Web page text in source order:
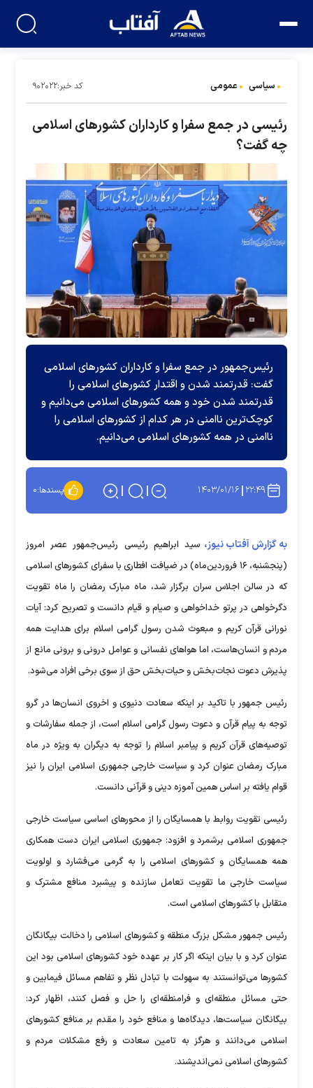
سیاسی عمومی کد خبر:۹۰۲۰۲۲
رئیسی در جمع سفرا و کارداران کشور‌های اسلامی
چه گفت؟
رئیس‌جمهور در جمع سفرا و کارداران کشور‌های اسلامی
گفت: قدرتمند شدن و اقتدار کشور‌های اسلامی را
قدرتمند شدن خود و همه کشور‌های اسلامی می‌دانیم و
کوچک‌ترین ناامنی در هر کدام از کشور‌های اسلامی را
ناامنی در همه کشور‌های اسلامی می‌دانیم.
۲۲:۴۹ ۱۴۰۳/۰۱/۱۶ پسندها:۰
به گزارش آفتاب نیوز، سید ابراهیم رئیسی رئیس‌جمهور عصر امروز
(پنجشنبه، ۱۶ فروردین‌ماه) در ضیافت افطاری با سفرای کشور‌های اسلامی
که در سالن اجلاس سران برگزار شد، ماه مبارک رمضان را ماه تقویت
دگرخواهی در پرتو خداخواهی و صیام و قیام دانست و تصریح کرد: آیات
نورانی قرآن کریم و مبعوث شدن رسول گرامی اسلام برای هدایت همه
مردم و انسان‌هاست، اما هوا‌های نفسانی و عوامل درونی و برونی مانع از
پذیرش دعوت نجات‌بخش و حیات‌بخش حق از سوی برخی افراد می‌شود.
رئیس جمهور با تاکید بر اینکه سعادت دنیوی و اخروی انسان‌ها در گرو
توجه به پیام قرآن و دعوت رسول گرامی اسلام است، از جمله سفارشات و
توصیه‌های قرآن کریم و پیامبر اسلام را توجه به دیگران به ویژه در ماه
مبارک رمضان عنوان کرد و سیاست خارجی جمهوری اسلامی ایران را نیز
قوام یافته بر اساس همین آموزه دینی و قرآنی دانست.
رئیسی تقویت روابط با همسایگان را از محور‌های اساسی سیاست خارجی
جمهوری اسلامی برشمرد و افزود: جمهوری اسلامی ایران دست همکاری
همه همسایگان و کشور‌های اسلامی را به گرمی می‌فشارد و اولویت
سیاست خارجی ما تقویت تعامل سازنده و پیشبرد منافع مشترک و
متقابل با کشور‌های اسلامی است.
رئیس جمهور مشکل بزرگ منطقه و کشور‌های اسلامی را دخالت بیگانگان
عنوان کرد و با بیان اینکه اگر کار بر عهده خود کشور‌های اسلامی بود این
کشور‌ها می‌توانستند به سهولت با تبادل نظر و تفاهم مسائل فیمابین و
حتی مسائل منطقه‌ای و فرامنطقه‌ای را حل و فصل کنند، اظهار کرد:
بیگانگان سیاست‌ها، دیدگاه‌ها و منافع خود را مقدم بر منافع کشور‌های
اسلامی می‌دانند و هرگز به تامین سعادت و رفع مشکلات مردم و
کشور‌های اسلامی نمی‌اندیشند.